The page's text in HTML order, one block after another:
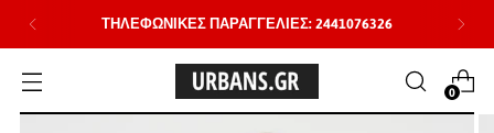
ΤΗΛΕΦΩΝΙΚΕΣ ΠΑΡΑΓΓΕΛΙΕΣ: 2441076326
0